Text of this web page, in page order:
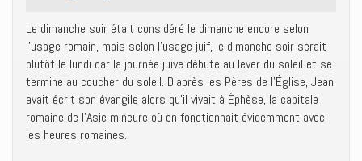
Le dimanche soir était considéré le dimanche encore selon
l’usage romain, mais selon l’usage juif, le dimanche soir serait
plutôt le lundi car la journée juive débute au lever du soleil et se
termine au coucher du soleil. D’après les Pères de l’Église, Jean
avait écrit son évangile alors qu’il vivait à Éphèse, la capitale
romaine de l’Asie mineure où on fonctionnait évidemment avec
les heures romaines.